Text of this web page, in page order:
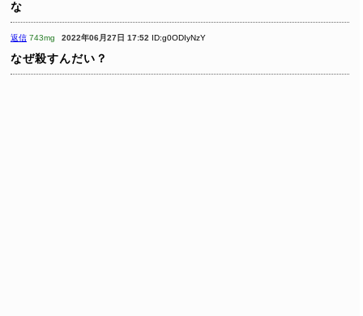
な
返信 743mg 2022年06月27日 17:52 ID:g0ODIyNzY
なぜ殺すんだい？